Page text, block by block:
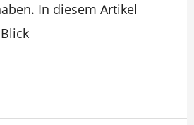
In diesem Artikel